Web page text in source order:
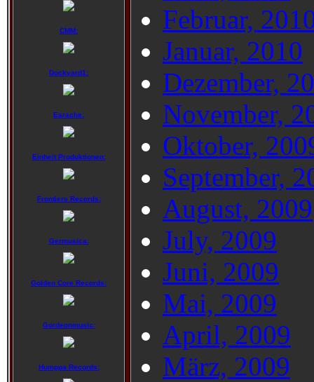
CMM:
Dockyard1:
Earache:
Einheit Produktionen:
Frontiers Records:
Germusica:
Golden Core Records:
Gordeonmusic:
Humppa Records:
Februar,
Januar, 2010
Dezember,
November,
Oktober,
September,
August, 2009
July, 2009
Juni, 2009
Mai, 2009
April, 2009
März, 2009